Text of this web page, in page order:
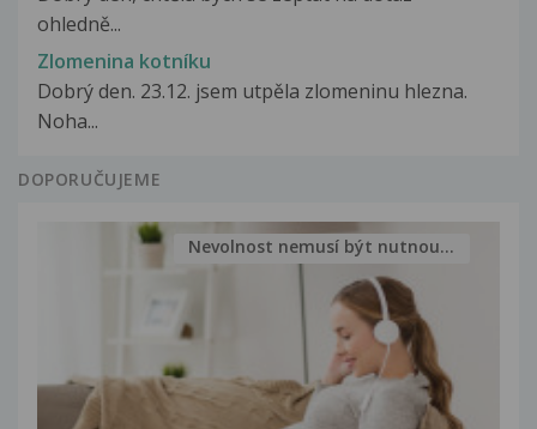
ohledně...
Zlomenina kotníku
Dobrý den. 23.12. jsem utpěla zlomeninu hlezna.
Noha...
DOPORUČUJEME
Nevolnost nemusí být nutnou...